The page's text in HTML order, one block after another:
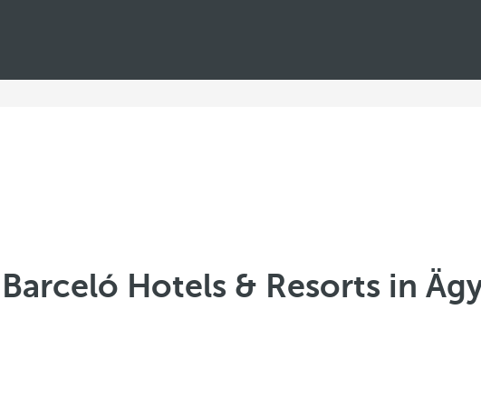
Barceló Hotels & Resorts in